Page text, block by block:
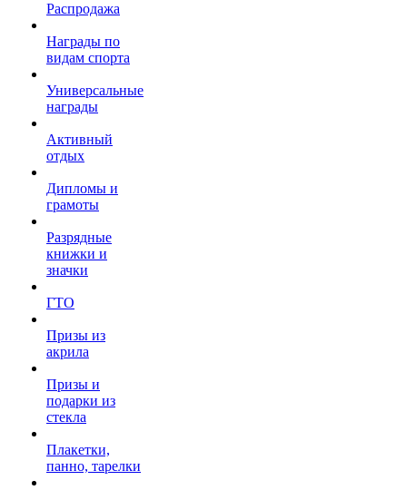
Распродажа
Награды по
видам спорта
Универсальные
награды
Активный
отдых
Дипломы и
грамоты
Разрядные
книжки и
значки
ГТО
Призы из
акрила
Призы и
подарки из
стекла
Плакетки,
панно, тарелки